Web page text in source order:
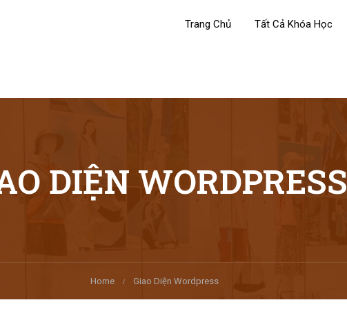
Trang Chủ Tất Cả Khóa Học
DIỆN WORDPRESS
Home Giao Diện Wordpress